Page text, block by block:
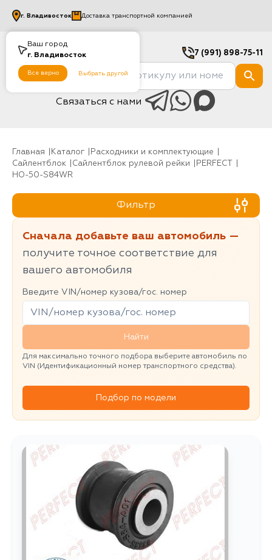
Ваш город
г. Владивосток
Все верно Выбрать другой
г. Владивосток Доставка транспортной компанией
7 (991) 898-75-11
Связаться с нами
Главная Каталог
Расходники и комплектующие
Сайлентблок
Сайлентблок рулевой рейки
PERFECT
HO-50-S84WR
Фильтр
Сначала добавьте ваш автомобиль —
получите точное соответствие для
вашего автомобиля
Введите VIN/номер кузова/гос. номер
Найти
Для максимально точного подбора выберите автомобиль по
VIN (Идентификационный номер транспортного средства).
Подбор по модели